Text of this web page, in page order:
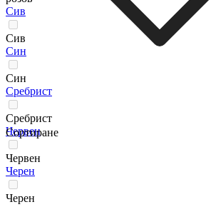
Сив
Сив
Син
Син
Сребрист
Сребрист
Червен
Червен
Черен
Черен
Сортиране